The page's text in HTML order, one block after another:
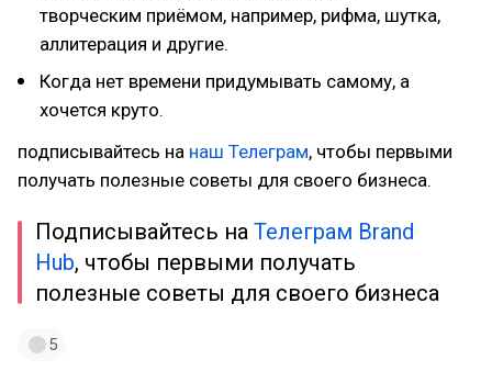
творческим приёмом, например, рифма, шутка,
аллитерация и другие.
Когда нет времени придумывать самому, а
хочется круто.
подписывайтесь на наш Телеграм, чтобы первыми
получать полезные советы для своего бизнеса.
Подписывайтесь на Телеграм Brand
Hub, чтобы первыми получать
полезные советы для своего бизнеса
5